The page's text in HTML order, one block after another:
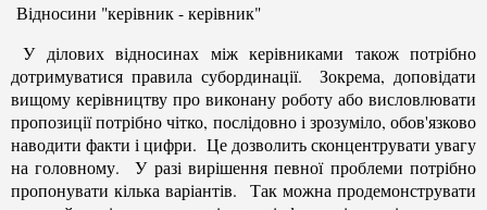
Відносини "керівник - керівник"
У ділових відносинах між керівниками також потрібно
дотримуватися правила субординації. Зокрема, доповідати
вищому керівництву про виконану роботу або висловлювати
пропозиції потрібно чітко, послідовно і зрозуміло, обов'язково
наводити факти і цифри. Це дозволить сконцентрувати увагу
на головному. У разі вирішення певної проблеми потрібно
пропонувати кілька варіантів. Так можна продемонструвати